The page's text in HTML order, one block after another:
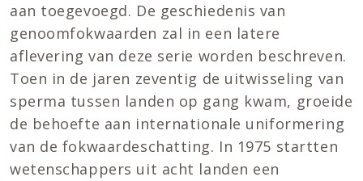
aan toegevoegd. De geschiedenis van
genoomfokwaarden zal in een latere
aflevering van deze serie worden beschreven.
Toen in de jaren zeventig de uitwisseling van
sperma tussen landen op gang kwam, groeide
de behoefte aan internationale uniformering
van de fokwaardeschatting. In 1975 startten
wetenschappers uit acht landen een